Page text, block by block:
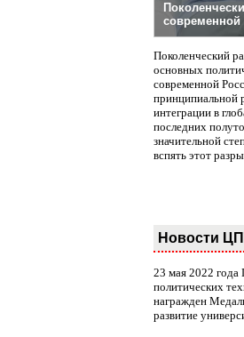
современной
Поколенческий
основных
современной
принципиальной
интеграции в
последних
значительной
вспять этот
Новости
23 мая 2022
политических
награжден
развитие